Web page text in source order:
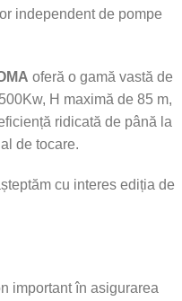
independent de pompe
oferă o gamă vastă de
H maximă de 85 m,
ridicată de până la
de tocare.
cu interes ediția de
important în asigurarea